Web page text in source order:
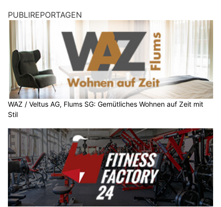
PUBLIREPORTAGEN
WAZ / Veltus AG, Flums SG: Gemütliches Wohnen auf Zeit mit
Stil